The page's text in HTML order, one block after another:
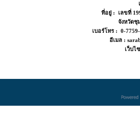
ที่อยู่ : เลขที่
จังหวัด
เบอร์โทร : 0-
อีเมล :
เว็บไ